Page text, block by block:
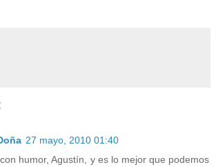
27 mayo, 2010 01:40
humor, Agustín, y es lo mejor que podemos